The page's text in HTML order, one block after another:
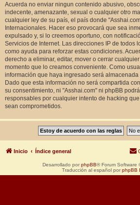
Acuerda no enviar ningun contenido abusivo,
indecente, amenazante, sexual o cualquier otro
cualquier ley de su país, el país donde
Internacionales. Hacer eso provocará que sea
expulsado y, si lo creemos oportuno, con
Servicios de Internet. Las direcciones IP de todos
como ayuda para reforzar estas condiciones.
derecho a eliminar, editar, mover o cerrar
momento que lo creamos conveniente. Como
información que haya ingresado será
Dado que esta información no será compartida
su consentimiento, ni "Asshai.com" ni phpBB
responsables por cualquier intento de hacking
sean comprometidos.
Inicio Índice general
Desarrollado por phpBB® Forum Software
Traducción al español por phpBB